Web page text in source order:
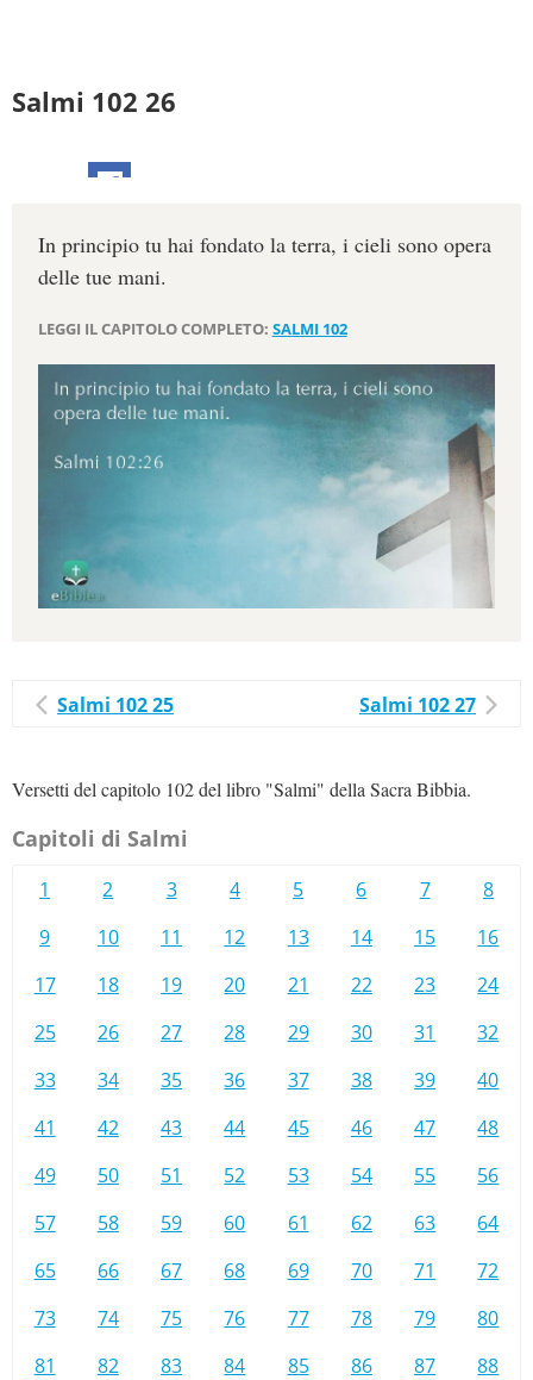
Salmi 102 26
In principio tu hai fondato la terra, i cieli sono opera
delle tue mani.
LEGGI IL CAPITOLO COMPLETO: SALMI 102
Salmi 102 25 Salmi 102 27
Versetti del capitolo 102 del libro "Salmi" della Sacra Bibbia.
Capitoli di Salmi
1 2 3 4 5 6 7
8
9
10 11 12 13 14 15
16
17
18 19 20 21 22 23
24
25
26 27 28 29 30 31
32
33
34 35 36 37 38 39
40
41
42 43 44 45 46 47
48
49
50 51 52 53 54 55
56
57
58 59 60 61 62 63
64
65
66 67 68 69 70 71
72
73
74 75 76 77 78 79
80
81
82 83 84 85 86 87
88